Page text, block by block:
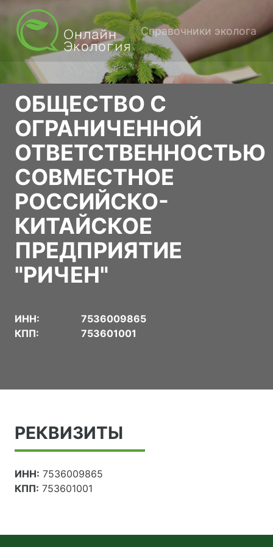
Справочники эколога
ОБЩЕСТВО С
ОГРАНИЧЕННОЙ
ОТВЕТСТВЕННОСТЬЮ
СОВМЕСТНОЕ
РОССИЙСКО-
КИТАЙСКОЕ
ПРЕДПРИЯТИЕ
"РИЧЕН"
ИНН:
7536009865
КПП:
753601001
РЕКВИЗИТЫ
ИНН: 7536009865
КПП: 753601001